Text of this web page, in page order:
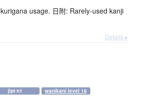
usage. 日附: Rarely-used kanji
Details ▸
jlpt n1 wanikani level 18